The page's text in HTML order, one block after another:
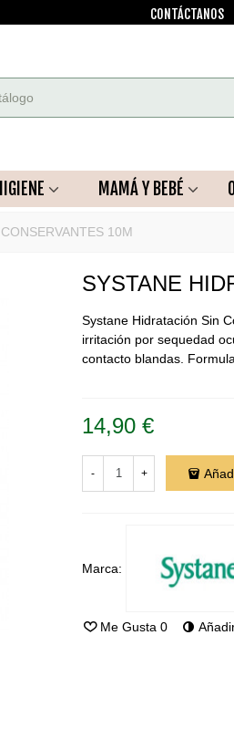
CONTÁCTANOS
MAMÁ Y BEBÉ
10M
SYSTANE
Systane Hidratación Sin
irritación por sequedad
contacto blandas.
14,90 €
- +
Marca:
Me Gusta 0